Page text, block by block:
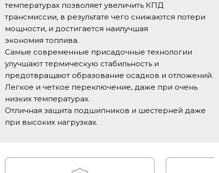
температурах позволяет увеличить КПД
трансмиссии, в результате чего снижаются потери
мощности, и достигается наилучшая
экономия топлива.
Самые современные присадочные технологии
улучшают термическую стабильность и
предотвращают образование осадков и отложений.
Легкое и четкое переключение, даже при очень
низких температурах.
Отличная защита подшипников и шестерней даже
при высоких нагрузках.